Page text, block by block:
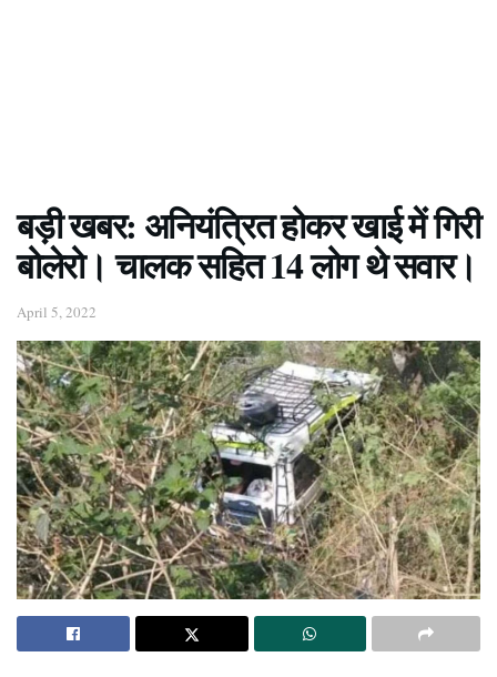
बड़ी खबर: अनियंत्रित होकर खाई में गिरी
बोलेरो। चालक सहित 14 लोग थे सवार।
April 5, 2022